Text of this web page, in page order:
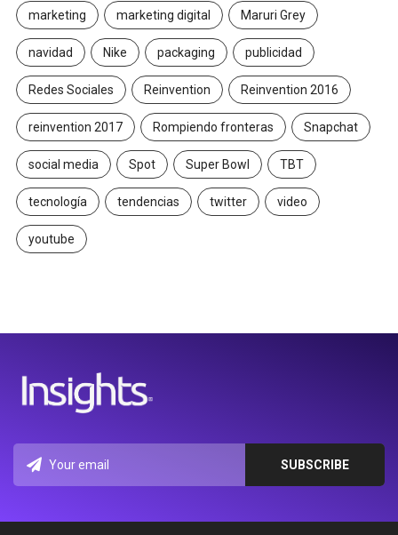
marketing marketing digital Maruri Grey
navidad Nike packaging publicidad
Redes Sociales Reinvention Reinvention 2016
reinvention 2017 Rompiendo fronteras Snapchat
social media Spot Super Bowl TBT
tecnología tendencias twitter video
youtube